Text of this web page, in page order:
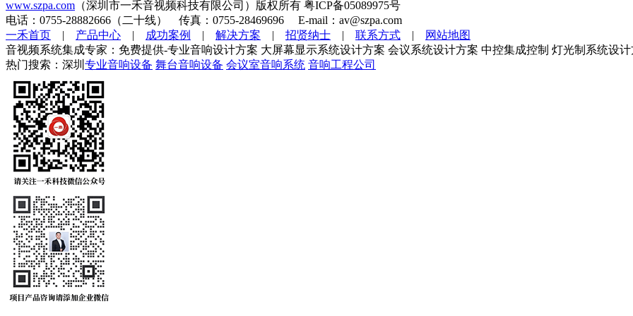
www.szpa.com （深圳市一禾音视频科技有限公司）版权所有 粤ICP备05089975号
电话：0755-28882666（二十线） 传真：0755-28469696 E-mail：av@szpa.com
一禾首页 | 产品中心 | 成功案例 | 解决方案 | 招贤纳士 | 联系方式 |
网站地图
音视频系统集成专家：免费提供-专业音响设计方案 大屏幕显示系统设计方案 会议系统设计方案 中控集成控制 灯光制系统设
热门搜索：深圳 专业音响设备 舞台音响设备 会议室音响系统 音响工程公司